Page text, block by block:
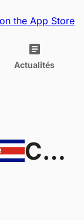
Actualités
Costa Rica W